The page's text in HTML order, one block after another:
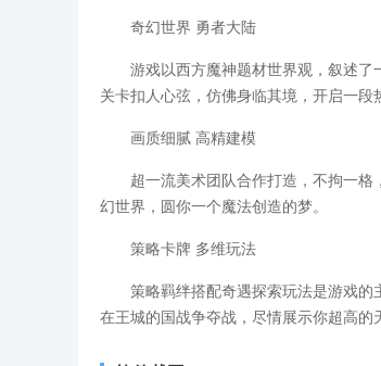
奇幻世界 勇者大陆
游戏以西方魔神题材世界观，叙述了
关卡扣人心弦，仿佛身临其境，开启一段
画质细腻 高精建模
超一流美术团队合作打造，不拘一格
幻世界，圆你一个魔法创造的梦。
策略卡牌 多维玩法
策略羁绊搭配奇遇探索玩法是游戏的
在王城的国战争夺战，尽情展示你超高的